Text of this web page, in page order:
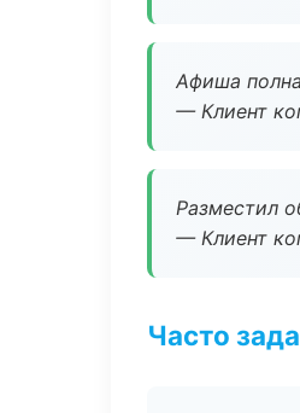
Афиша
— Клиент
Разместил
— Клиент
Часто